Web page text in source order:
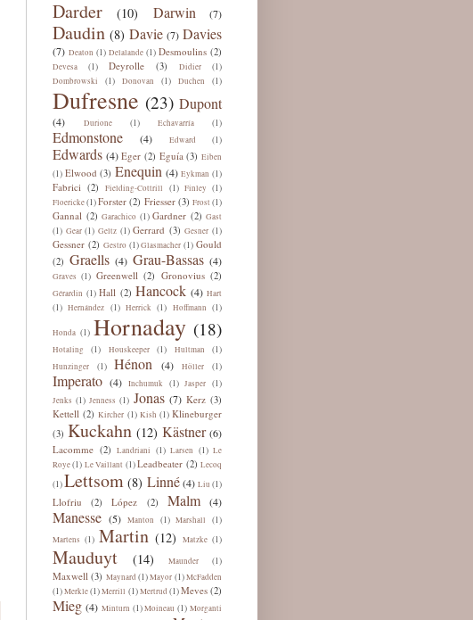
Darder (10) Darwin (7)
Daudin (8) Davie (7) Davies
(7) Deaton (1) Delalande (1) Desmoulins (2)
Devesa (1) Deyrolle (3) Didier (1)
Dombrowski (1) Donovan (1) Duchen (1)
Dufresne (23) Dupont
(4) Durione (1) Echavarría (1)
Edmonstone (4) Edward (1)
Edwards (4) Eger (2) Eguía (3) Eiben
(1) Elwood (3) Enequin (4) Eykman (1)
Fabrici (2) Fielding-Cottrill (1) Finley (1)
Floericke(1)Forster (2) Friesser (3) Frost (1)
Gannal (2) Garachico (1) Gardner (2) Gast
(1) Gear (1) Geltz (1) Gerrard (3) Gesner (1)
Gessner (2) Gestro (1) Glasmacher (1) Gould
(2) Graells (4) Grau-Bassas (4)
Graves (1) Greenwell (2) Gronovius (2)
Gérardin (1) Hall (2) Hancock (4) Hart
(1) Hernández (1) Herrick (1) Hoffmann (1)
Honda (1) Hornaday (18)
Hotaling (1) Houskeeper (1) Hultman (1)
Hunzinger (1) Hénon (4) Höller (1)
Imperato (4) Inchumuk (1) Jasper (1)
Jenks (1) Jenness (1) Jonas (7) Kerz (3)
Kettell (2) Kircher (1) Kish (1) Klineburger
(3) Kuckahn (12) Kästner (6)
Lacomme (2) Landriani (1) Larsen (1) Le
Roye (1) Le Vaillant (1)Leadbeater (2) Lecoq
(1)Lettsom (8) Linné (4) Liu (1)
Llofriu (2) López (2) Malm (4)
Manesse (5) Manton (1) Marshall (1)
Martens (1) Martin (12) Matzke (1)
Mauduyt (14) Maunder (1)
Maxwell (3) Maynard (1)Mayor (1)McFadden
(1)Merkle(1)Merrill (1) Mertrud (1)Meves (2)
Mieg (4) Minturn (1) Moineau (1) Morganti